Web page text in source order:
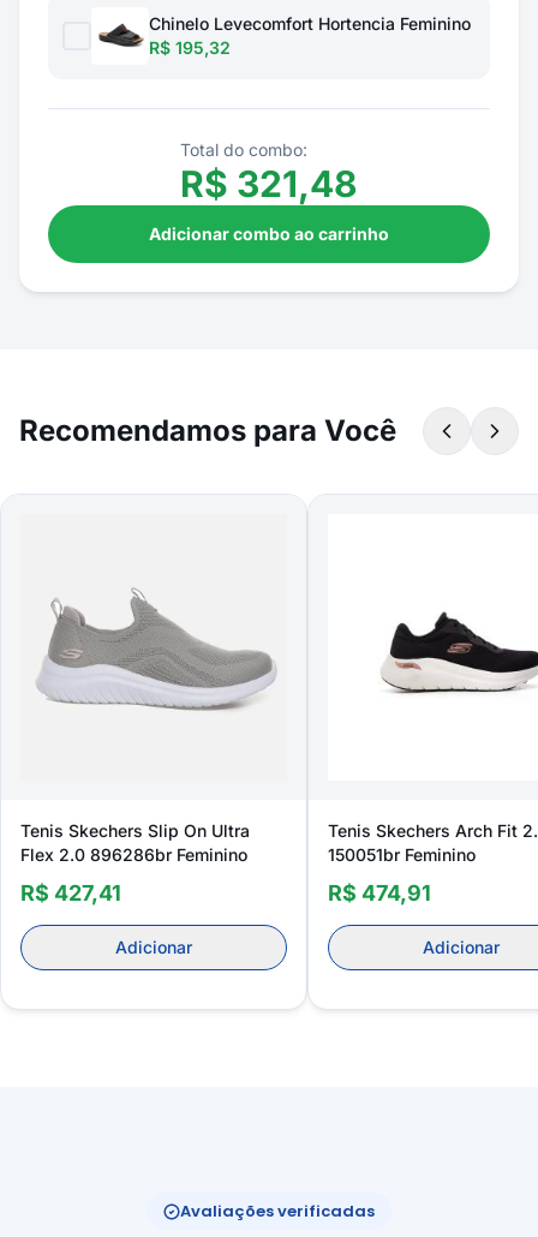
Chinelo Levecomfort Hortencia Feminino
R$ 195,32
Total do combo:
R$ 321,48
Adicionar combo ao carrinho
Recomendamos para Você
Tenis Skechers Slip On Ultra
Flex 2.0 896286br Feminino
R$ 427,41
Adicionar
Tenis Skechers Arch Fit
150051br Feminino
R$ 474,91
Adicionar
Avaliações verificadas